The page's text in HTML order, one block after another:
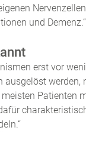
und Demenz.“
erst vor
ausgelöst
Patienten